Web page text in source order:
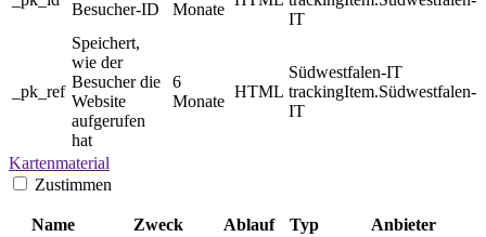
Besucher-ID
Monate
IT
_pk_ref
Speichert,
wie der
Besucher die
Website
aufgerufen
hat
6
Monate
HTML
Südwestfalen-IT
trackingItem.Südwestfalen-
IT
Kartenmaterial
Zustimmen
Name Zweck Ablauf Typ Anbieter